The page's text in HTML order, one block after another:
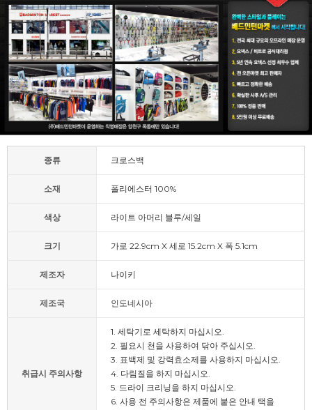
종류 크로스백
소재 폴리에스터 100%
색상 라이트 아머리 블루/세일
크기 가로 22.9cm X 세로 15.2cm X 폭 5.1cm
제조자 나이키
제조국 인도네시아
취급시 주의사항
1. 세탁기로 세탁하지 마십시오.
2. 필요시 천을 사용하여 닦아 주십시오.
3. 표백제 및 강력효소제를 사용하지 마십시오.
4. 다림질을 하지 마십시오.
5. 드라이 크리닝을 하지 마십시오.
6. 사용 전 주의사항은 제품에 붙은 안내 택을